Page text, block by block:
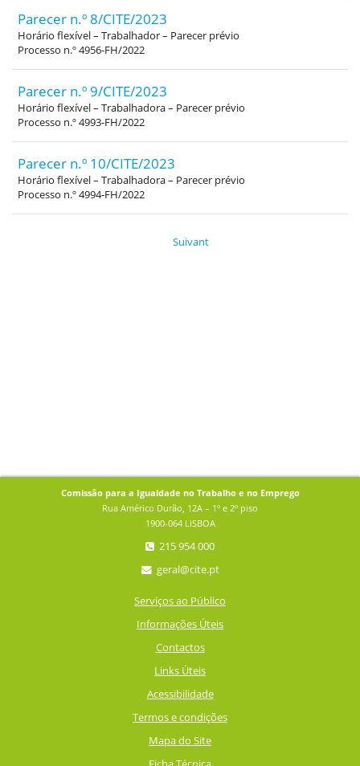
Parecer n.º 8/CITE/2023
Horário flexível – Trabalhador – Parecer prévio
Processo n.º 4956-FH/2022
Parecer n.º 9/CITE/2023
Horário flexível – Trabalhadora – Parecer prévio
Processo n.º 4993-FH/2022
Parecer n.º 10/CITE/2023
Horário flexível – Trabalhadora – Parecer prévio
Processo n.º 4994-FH/2022
Suivant
Comissão para a Igualdade no Trabalho e no Emprego
Rua Américo Durão, 12A – 1º e 2º piso
1900-064 LISBOA
215 954 000
geral@cite.pt
Serviços ao Público
Informações Úteis
Contactos
Links Úteis
Acessibilidade
Termos e condições
Mapa do Site